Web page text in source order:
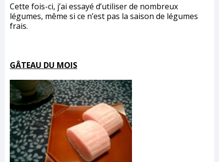
Cette fois-ci, j’ai essayé d’utiliser de nombreux
légumes, même si ce n’est pas la saison de légumes
frais.
GÂTEAU DU MOIS